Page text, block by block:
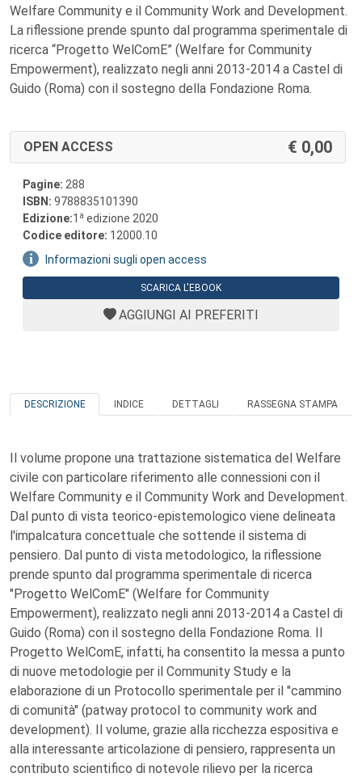
Welfare Community e il Community Work and Development.
La riflessione prende spunto dal programma sperimentale di
ricerca “Progetto WelComE” (Welfare for Community
Empowerment), realizzato negli anni 2013-2014 a Castel di
Guido (Roma) con il sostegno della Fondazione Roma.
OPEN ACCESS 0,00
Pagine: 288
ISBN: 9788835101390
Edizione:1 a edizione 2020
Codice editore: 12000.10
Informazioni sugli open access
SCARICA L'EBOOK
AGGIUNGI AI PREFERITI
DESCRIZIONE INDICE DETTAGLI RASSEGNA STAMPA
Il volume propone una trattazione sistematica del Welfare
civile con particolare riferimento alle connessioni con il
Welfare Community e il Community Work and Development.
Dal punto di vista teorico-epistemologico viene delineata
l'impalcatura concettuale che sottende il sistema di
pensiero. Dal punto di vista metodologico, la riflessione
prende spunto dal programma sperimentale di ricerca
"Progetto WelComE" (Welfare for Community
Empowerment), realizzato negli anni 2013-2014 a Castel di
Guido (Roma) con il sostegno della Fondazione Roma. Il
Progetto WelComE, infatti, ha consentito la messa a punto
di nuove metodologie per il Community Study e la
elaborazione di un Protocollo sperimentale per il "cammino
di comunità" (patway protocol to community work and
development). Il volume, grazie alla ricchezza espositiva e
alla interessante articolazione di pensiero, rappresenta un
contributo scientifico di notevole rilievo per la ricerca